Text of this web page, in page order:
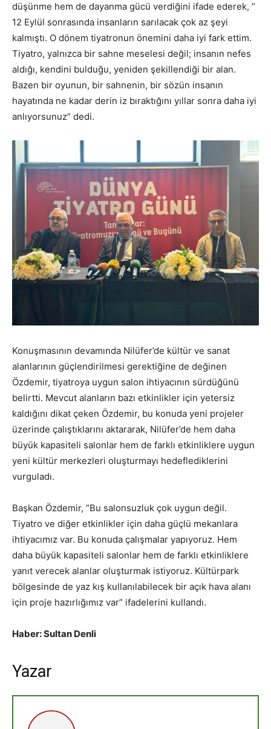
düşünme hem de dayanma gücü verdiğini ifade ederek, ”
12 Eylül sonrasında insanların sarılacak çok az şeyi
kalmıştı. O dönem tiyatronun önemini daha iyi fark ettim.
Tiyatro, yalnızca bir sahne meselesi değil; insanın nefes
aldığı, kendini bulduğu, yeniden şekillendiği bir alan.
Bazen bir oyunun, bir sahnenin, bir sözün insanın
hayatında ne kadar derin iz bıraktığını yıllar sonra daha iyi
anlıyorsunuz” dedi.
Konuşmasının devamında Nilüfer’de kültür ve sanat
alanlarının güçlendirilmesi gerektiğine de değinen
Özdemir, tiyatroya uygun salon ihtiyacının sürdüğünü
belirtti. Mevcut alanların bazı etkinlikler için yetersiz
kaldığını dikat çeken Özdemir, bu konuda yeni projeler
üzerinde çalıştıklarını aktararak, Nilüfer’de hem daha
büyük kapasiteli salonlar hem de farklı etkinliklere uygun
yeni kültür merkezleri oluşturmayı hedeflediklerini
vurguladı.
Başkan Özdemir, “Bu salonsuzluk çok uygun değil.
Tiyatro ve diğer etkinlikler için daha güçlü mekanlara
ihtiyacımız var. Bu konuda çalışmalar yapıyoruz. Hem
daha büyük kapasiteli salonlar hem de farklı etkinliklere
yanıt verecek alanlar oluşturmak istiyoruz. Kültürpark
bölgesinde de yaz kış kullanılabilecek bir açık hava alanı
için proje hazırlığımız var” ifadelerini kullandı.
Haber: Sultan Denli
Yazar